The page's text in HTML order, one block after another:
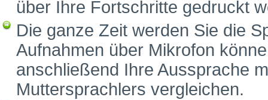
über Ihre Fortschritte gedruckt
Die ganze Zeit werden Sie die
Aufnahmen über Mikrofon
anschließend Ihre Aussprache
Muttersprachlers vergleichen.